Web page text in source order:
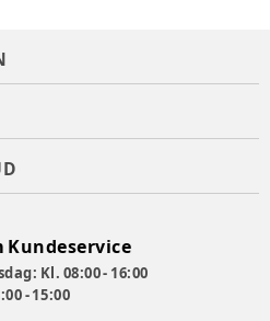
Kundeservice
Kl. 08:00 - 16:00
- 15:00